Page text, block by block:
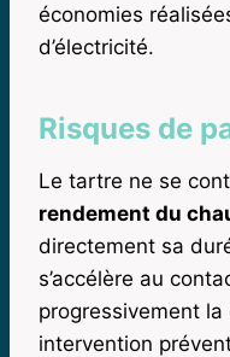
économies
d’électricité.
Risques de
Le tartre ne se
rendement du
directement sa
s’accélère au
progressivement
intervention